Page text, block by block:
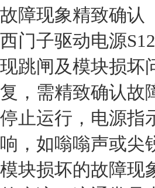
故障现象精致确认
西门子驱动电源
现跳闸及模块损坏
复，需精致确认故
停止运行，电源指
响，如嗡嗡声或尖
模块损坏的故障现